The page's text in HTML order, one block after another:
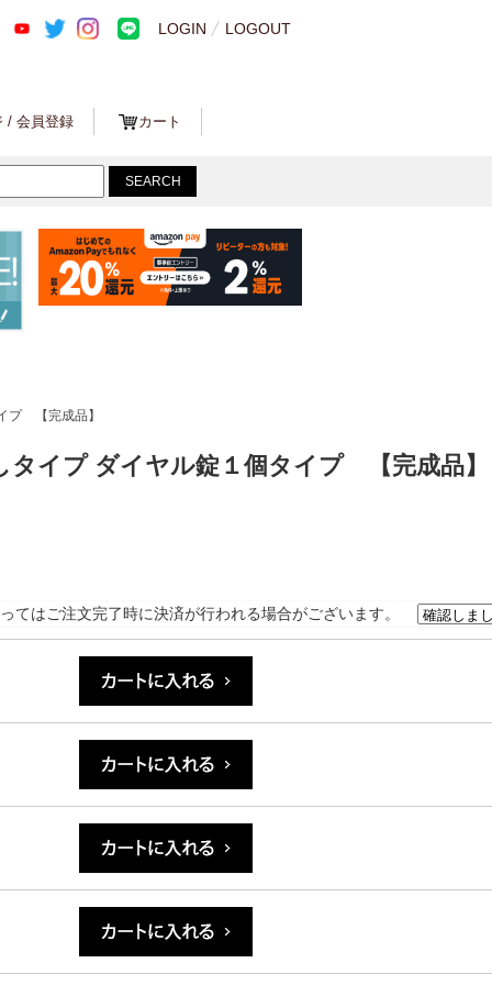
LOGIN LOGOUT
/ 会員登録 カート
プ 【完成品】
イプ ダイヤル錠１個タイプ 【完成品】
てはご注文完了時に決済が行われる場合がございます。